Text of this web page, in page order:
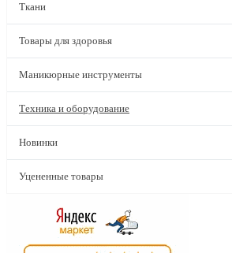
Ткани
Товары для здоровья
Маникюрные инструменты
Техника и оборудование
Новинки
Уцененные товары